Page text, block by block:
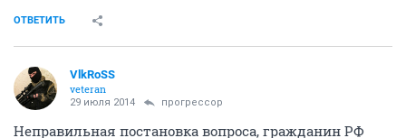
ОТВЕТИТЬ
VlkRoSS
veteran
29 июля 2014 прогрессор
Неправильная постановка вопроса, гражданин РФ